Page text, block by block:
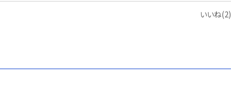
いいね(2)